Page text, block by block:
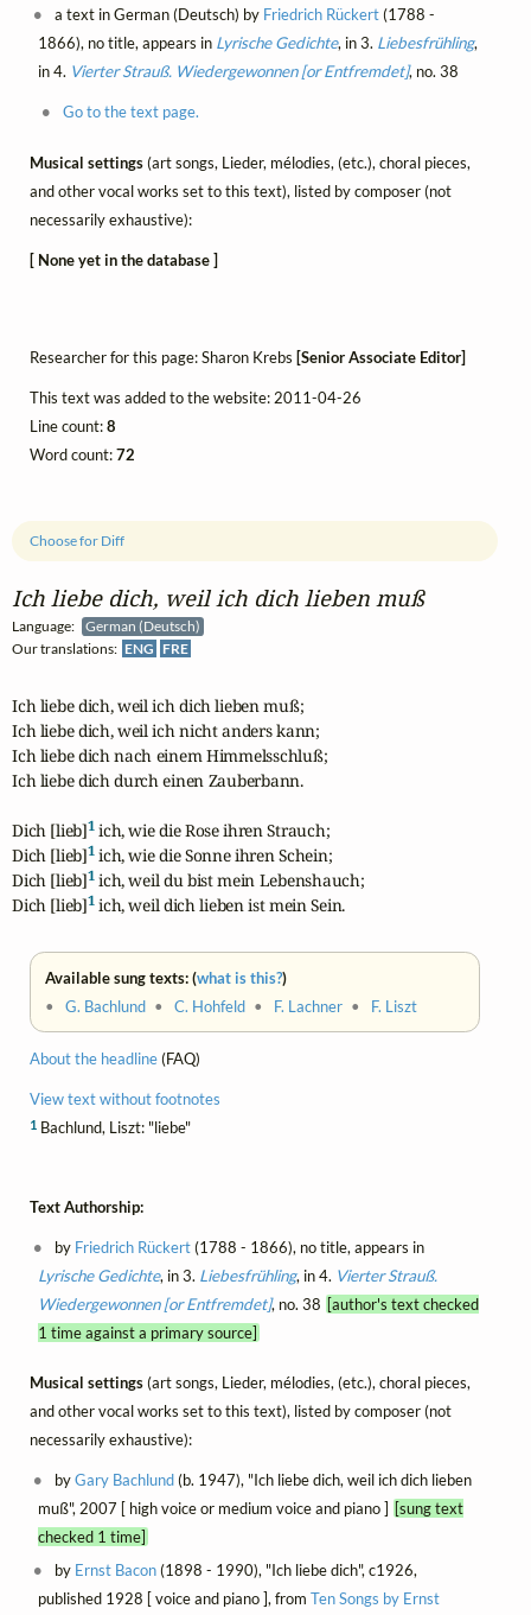
Ich liebe dich, weil ich dich lieben muß
Language:
German (Deutsch)
Our translations: ENG FRE
Choose for Diff
Ich liebe dich, weil ich dich lieben muß;
Ich liebe dich, weil ich nicht anders kann;
Ich liebe dich nach einem Himmelsschluß;
Ich liebe dich durch einen Zauberbann.
Dich [lieb]1 ich, wie die Rose ihren Strauch;
Dich [lieb]1 ich, wie die Sonne ihren Schein;
Dich [lieb]1 ich, weil du bist mein Lebenshauch;
Dich [lieb]1 ich, weil dich lieben ist mein Sein.
Available sung texts: (what is this?)
•G. Bachlund •C. Hohfeld • F. Lachner • F. Liszt
About the headline(FAQ)
View text without footnotes
1 Bachlund, Liszt: "liebe"
Text Authorship:
by Friedrich Rückert(1788 - 1866), no title, appears in
Lyrische Gedichte, in 3. Liebesfrühling, in 4. Vierter Strauß.
Wiedergewonnen [or Entfremdet], no. 38 [author's text checked
1 time against a primary source]
Musical settings(art songs, Lieder, mélodies, (etc.), choral pieces,
and other vocal works set to this text), listed by composer (not
necessarily exhaustive):
byGary Bachlund(b. 1947), "Ich liebe dich, weil ich dich lieben
muß", 2007 [ high voice or medium voice and piano ] [sung text
checked 1 time]
by Ernst Bacon(1898 - 1990), "Ich liebe dich", c1926,
published 1928 [ voice and piano ], from Ten Songs by Ernst
a text in German (Deutsch) by Friedrich Rückert(1788 -
1866), no title, appears in Lyrische Gedichte, in 3. Liebesfrühling,
in 4. Vierter Strauß. Wiedergewonnen [or Entfremdet], no. 38
Go to the text page.
Musical settings(art songs, Lieder, mélodies, (etc.), choral pieces,
and other vocal works set to this text), listed by composer (not
necessarily exhaustive):
[ None yet in the database ]
Researcher for this page: Sharon Krebs [Senior Associate Editor]
This text was added to the website: 2011-04-26
Line count:8
Word count:72